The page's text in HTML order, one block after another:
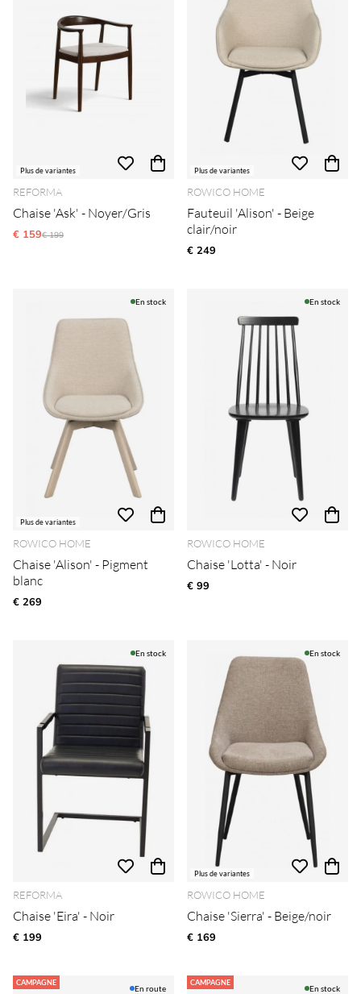
Plus de variantes
REFORMA
Chaise 'Ask' - Noyer/Gris
€ 159Prix régulier:
€ 199
Plus de variantes
ROWICO HOME
Fauteuil 'Alison' - Beige
clair/noir
€ 249
Plus de variantes
En stock
ROWICO HOME
Chaise 'Alison' - Pigment
blanc
€ 269
En stock
ROWICO HOME
Chaise 'Lotta' - Noir
€ 99
En stock
REFORMA
Chaise 'Eira' - Noir
€ 199
Plus de variantes
En stock
ROWICO HOME
Chaise 'Sierra' - Beige/noir
€ 169
CAMPAGNE
En route
CAMPAGNE
En stock